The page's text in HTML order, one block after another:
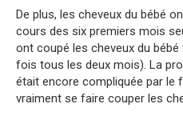
De plus, les cheveux du bébé
cours des six premiers mois
ont coupé les cheveux du
fois tous les deux mois). La
était encore compliquée par le
vraiment se faire couper les